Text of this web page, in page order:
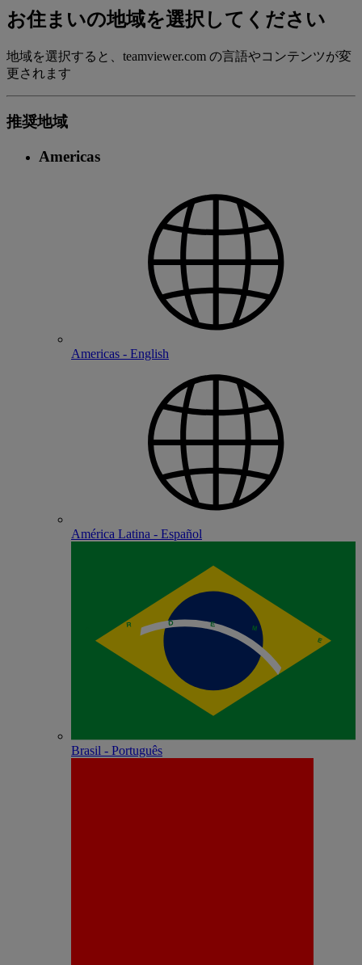
お住まいの地域を選択してください
地域を選択すると、teamviewer.com の言語やコンテンツが変
更されます
推奨地域
Americas
Americas - English
América Latina - Español
Brasil - Português